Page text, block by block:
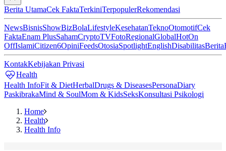
Berita UtamaCek FaktaTerkiniTerpopulerRekomendasi
NewsBisnisShowBizBolaLifestyleKesehatanTeknoOtomotifCek
FaktaEnam PlusSahamCryptoTVFotoRegionalGlobalHotOn
OffIslamiCitizen6OpiniFeedsOtosiaSpotlightEnglishDisabilitasBerita
KontakKebijakan Privasi
Health
Health InfoFit & DietHerbalDrugs & DiseasesPersonaDiary
PaskibrakaMind & SoulMom & KidsSeksKonsultasi Psikologi
Home
Health
Health Info